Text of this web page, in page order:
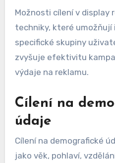
Možnosti cílení v display
techniky, které
specifické skupiny
zvyšuje efektivitu
výdaje na reklamu.
Cílení na
údaje
Cílení na demografické
jako věk, pohlaví,